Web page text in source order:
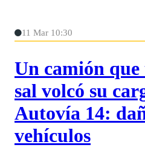
11 Mar 10:30
Un camión
sal volcó su
Autovía 14:
vehículos